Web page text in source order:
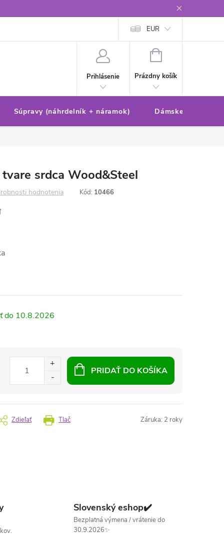
Ochrana osobných údajov
EUR
Prihlásenie
NÁKUPNÝ
Prázdny košík
Súpravy (náhrdelník + náramok) Dámske sety
srdca Wood&Steel
hodnotenia Kód: 10466
10.8.2026
PRIDAŤ DO KOŠÍKA
Tlač
Zdieľať Záruka: 2 roky
Slovenský eshop✔️
Bezplatná výmena / vrátenie do
30.9.2026✨